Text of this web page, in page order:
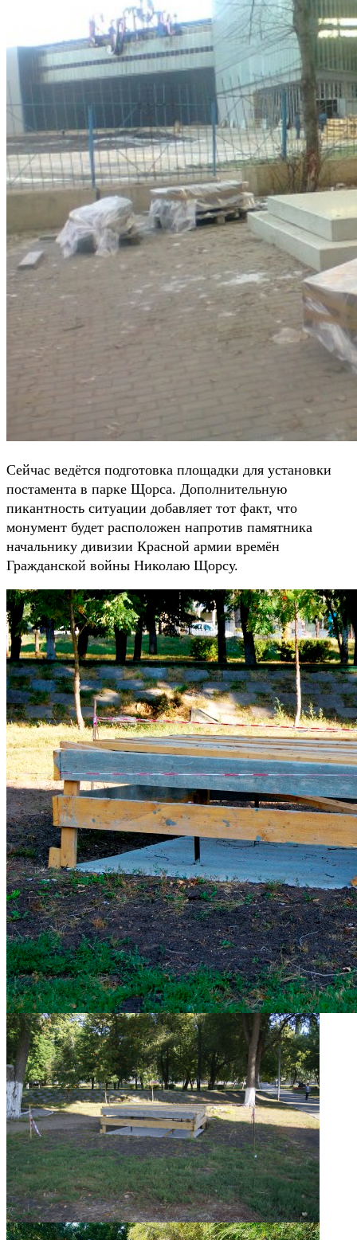
Сейчас ведётся подготовка площадки для установки
постамента в парке Щорса. Дополнительную
пикантность ситуации добавляет тот факт, что
монумент будет расположен напротив памятника
начальнику дивизии Красной армии времён
Гражданской войны Николаю Щорсу.